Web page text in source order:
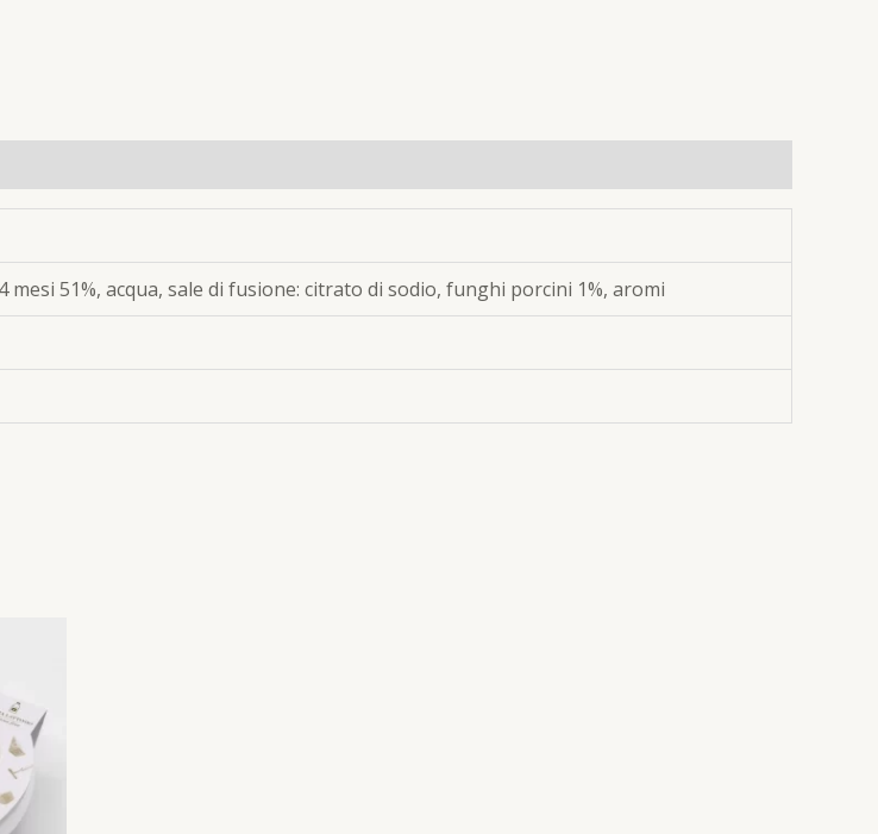
mesi 51%, acqua, sale di fusione: citrato di sodio, funghi porcini 1%, aromi